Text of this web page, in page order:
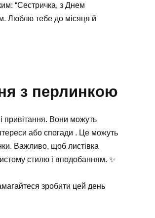
“Сестричка, з Днем
Люблю тебе до місяця й
з перлинкою
привітання. Вони можуть
або спогади . Це можуть
Важливо, щоб листівка
стилю і вподобанням. ️✨
зробити цей день